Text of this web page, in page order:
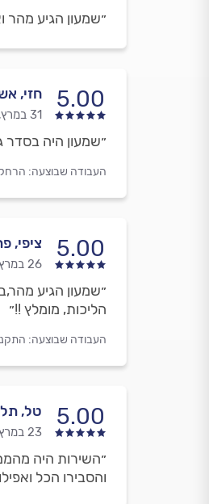
״שמעון הגיע מהר
5.00 חזי,
31 במרץ, 2026
״שמעון היה בסדר
העבודה שבוצעה:
5.00 ציפי,
26 במרץ, 2026
״שמעון הגיע
הליכות, מומלץ !!״
העבודה שבוצעה:
5.00 טל,
23 במרץ, 2026
״השירות היה
והסבירו הכל